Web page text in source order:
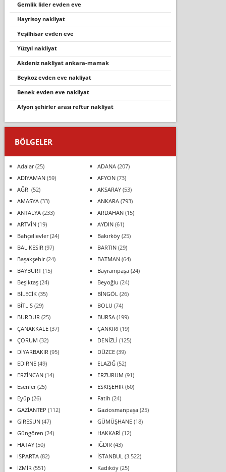
gemlik lider evden eve
hayrisoy nakliyat
yeşi̇lhi̇sar evden eve
yüzyıl nakliyat
akdeniz nakliyat ankara-mamak
beykoz evden eve nakliyat
benek evden eve nakliyat
afyon şehi̇rler arasi reftur nakli̇yat
BÖLGELER
Adalar(25) ADANA(207)
ADIYAMAN(59) AFYON(73)
AĞRI (52) AKSARAY(53)
AMASYA(33) ANKARA(793)
ANTALYA(233) ARDAHAN(15)
ARTVİN(19) AYDIN(61)
Bahçelievler(24) Bakırköy(25)
BALIKESİR (97) BARTIN(29)
Başakşehir(24) BATMAN(64)
BAYBURT(15) Bayrampaşa(24)
Beşiktaş(24) Beyoğlu (24)
BİLECİK(35) BİNGÖL (26)
BİTLİS(29) BOLU (74)
BURDUR (25) BURSA(199)
ÇANAKKALE(37) ÇANKIRI (19)
ÇORUM (32) DENİZLİ (125)
DİYARBAKIR (95) DÜZCE(39)
EDİRNE(49) ELAZIĞ(52)
ERZİNCAN(14) ERZURUM (91)
Esenler(25) ESKİŞEHİR (60)
Eyüp (26) Fatih (24)
GAZİANTEP (112) Gaziosmanpaşa(25)
GİRESUN(47) GÜMÜŞHANE(18)
Güngören (24) HAKKARİ (12)
HATAY(50) IĞDIR (43)
ISPARTA(82) İSTANBUL (3.522)
İZMİR (551) Kadıköy(25)